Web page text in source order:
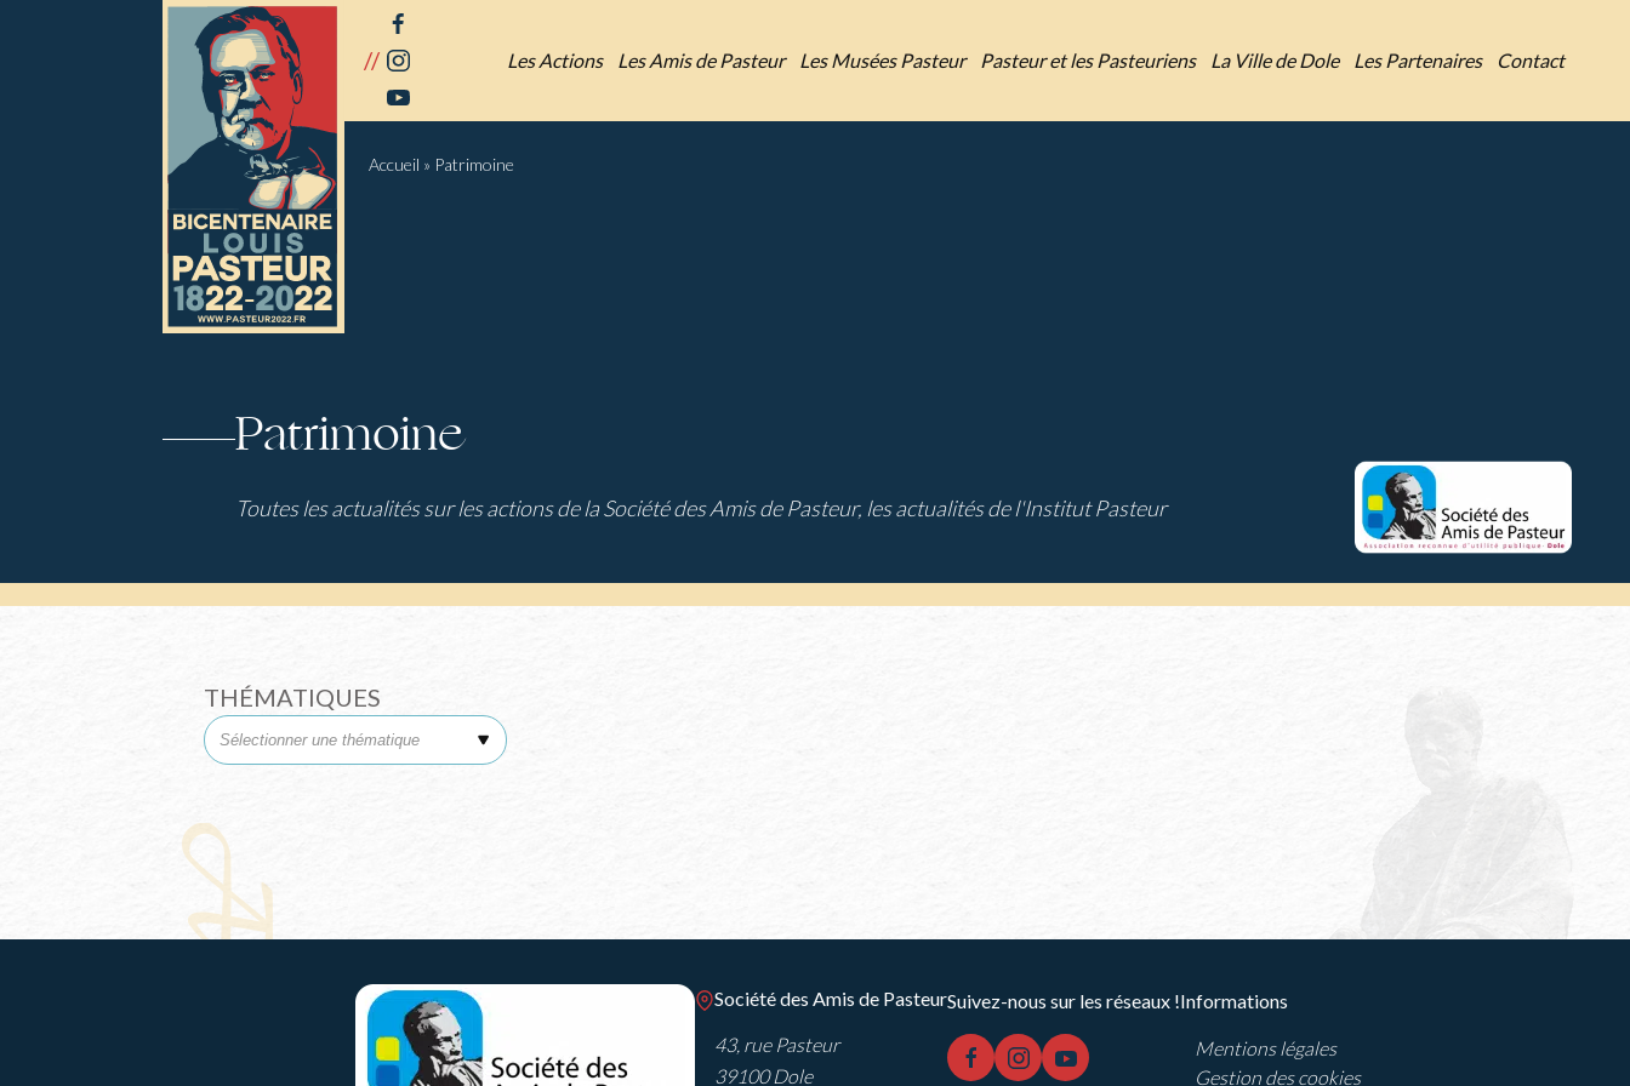
//
facebook
instagram
youtube
Les Actions Les Amis de Pasteur Les Musées Pasteur Pasteur et les Pasteuriens La Ville de Dole Les Partenaires Contact
Accueil » Patrimoine
Patrimoine
Toutes les actualités sur les actions de la Société des Amis de Pasteur, les actualités de l'Institut Pasteur
THÉMATIQUES
Sélectionner une thématique
Société des Amis de Pasteur
43, rue Pasteur
39100 Dole
Suivez-nous sur les réseaux !
facebook
instagramyoutube
Informations
Mentions légales
Gestion des cookies
Panneau de gestion des cookies